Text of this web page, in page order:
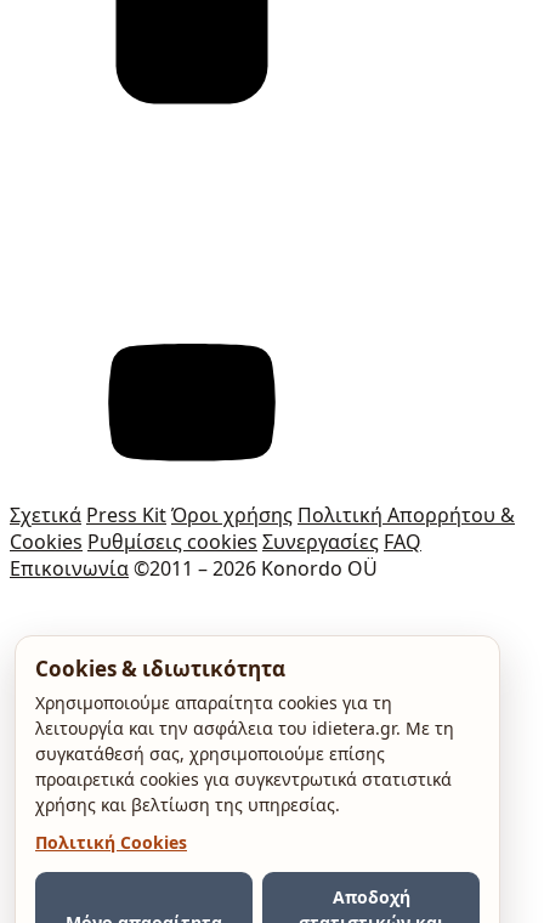
Σχετικά Press KitΌροι χρήσης Πολιτική Απορρήτου &
Cookies Ρυθμίσεις cookies Συνεργασίες FAQ
Επικοινωνία©2011 – 2026 Konordo OÜ
Cookies & ιδιωτικότητα
Χρησιμοποιούμε απαραίτητα cookies για τη
λειτουργία και την ασφάλεια του idietera.gr. Με τη
συγκατάθεσή σας, χρησιμοποιούμε επίσης
προαιρετικά cookies για συγκεντρωτικά στατιστικά
χρήσης και βελτίωση της υπηρεσίας.
Πολιτική Cookies
Αποδοχή